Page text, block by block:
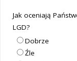
Jak oceniają
LGD?
Dobrze
Źle